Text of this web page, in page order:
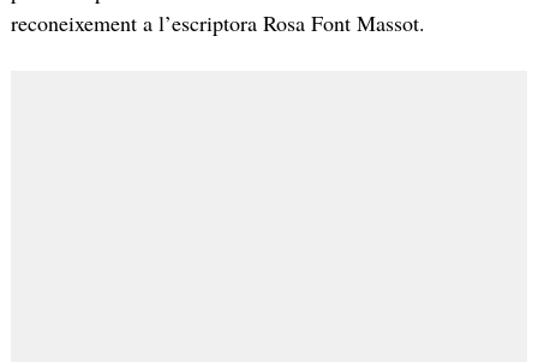
reconeixement a l’escriptora Rosa Font Massot.